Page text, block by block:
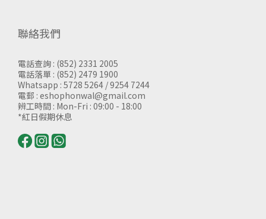
聯絡我們
電話查詢 : (852) 2331 2005
電話落單 : (852) 2479 1900
Whatsapp : 5728 5264 / 9254 7244
電郵 : eshophonwal@gmail.com
辨工時間 : Mon-Fri : 09:00 - 18:00
*紅日假期休息